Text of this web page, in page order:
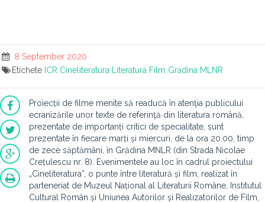
8 September 2020
Etichete ICR Cineliteratura Literatura Film Gradina MLNR
Proiecții de filme menite să readucă în atenţia publicului
ecranizările unor texte de referinţă din literatura română,
prezentate de importanți critici de specialitate, sunt
prezentate în fiecare marți și miercuri, de la ora 20.00, timp
de zece săptămâni, în Grădina MNLR (din Strada Nicolae
Crețulescu nr. 8). Evenimentele au loc în cadrul proiectului
„Cineliteratura”, o punte între literatură și film, realizat în
parteneriat de Muzeul Național al Literaturii Române, Institutul
Cultural Român și Uniunea Autorilor și Realizatorilor de Film,